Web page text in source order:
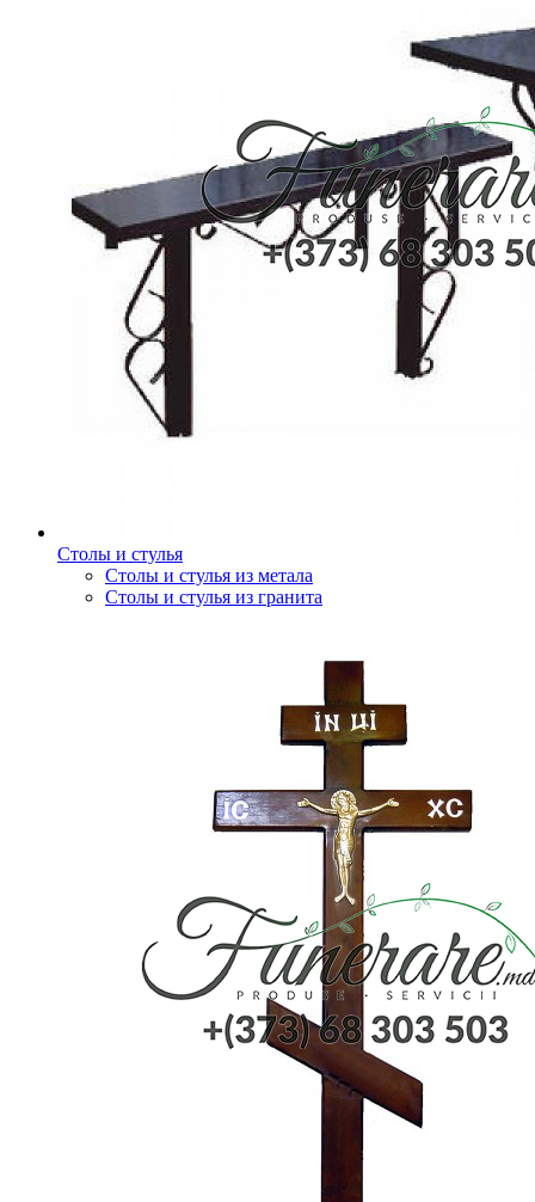
Столы и стулья
Столы и стулья из метала
Столы и стулья из гранита